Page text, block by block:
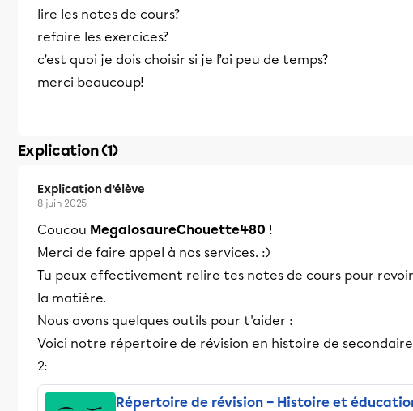
lire les notes de cours?
refaire les exercices?
c’est quoi je dois choisir si je l’ai peu de temps?
merci beaucoup!
Explication (1)
Explication d’élève
8 juin 2025
Coucou MegalosaureChouette480 !
Merci de faire appel à nos services. :)
Tu peux effectivement relire tes notes de cours pour revoir
la matière.
Nous avons quelques outils pour t'aider :
Voici notre répertoire de révision en histoire de secondaire
2:
Répertoire de révision – Histoire et